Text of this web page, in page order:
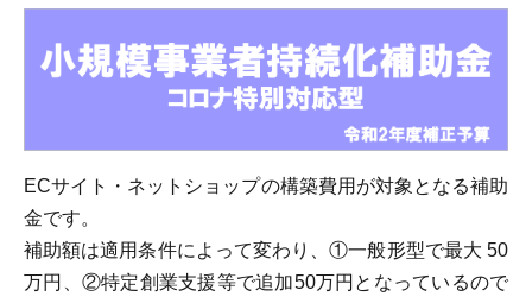
ECサイト・ネットショップの構築費用が対象となる補助
金です。
補助額は適用条件によって変わり、①一般形型で最大 50
万円、②特定創業支援等で追加50万円となっているので